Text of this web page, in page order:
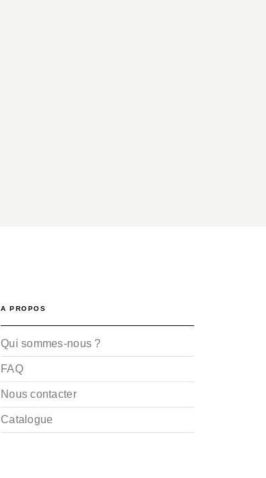
A PROPOS
Qui sommes-nous ?
FAQ
Nous contacter
Catalogue